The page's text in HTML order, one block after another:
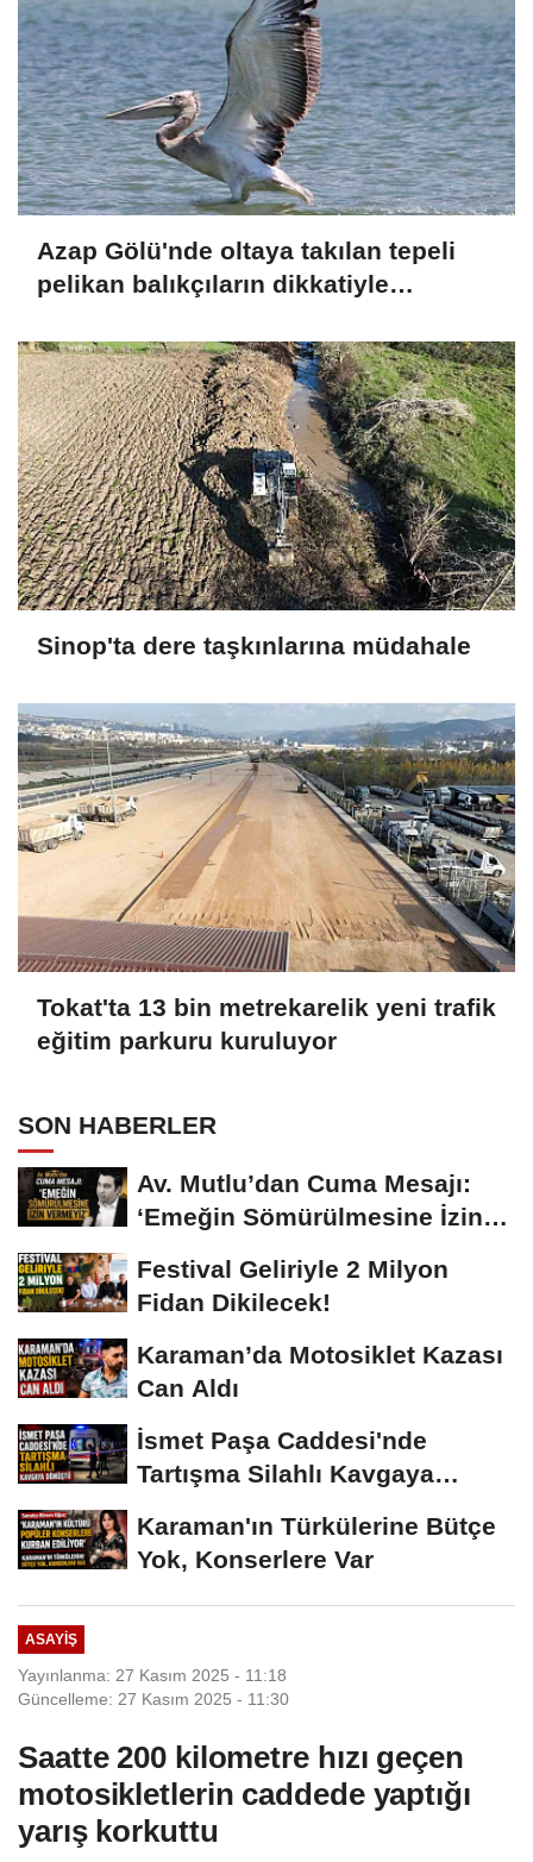
Azap Gölü'nde oltaya takılan tepeli
pelikan balıkçıların dikkatiyle
Sinop'ta dere taşkınlarına müdahale
Tokat'ta 13 bin metrekarelik yeni trafik
eğitim parkuru kuruluyor
SON HABERLER
Av. Mutlu’dan Cuma Mesajı:
‘Emeğin Sömürülmesine İzin
Festival Geliriyle 2 Milyon
Fidan Dikilecek!
Karaman’da Motosiklet Kazası
Can Aldı
İsmet Paşa Caddesi'nde
Tartışma Silahlı Kavgaya
Karaman'ın Türkülerine Bütçe
Yok, Konserlere Var
ASAYIŞ
Yayınlanma: 27 Kasım 2025 - 11:18
Güncelleme: 27 Kasım 2025 - 11:30
Saatte 200 kilometre hızı geçen
motosikletlerin caddede yaptığı
yarış korkuttu